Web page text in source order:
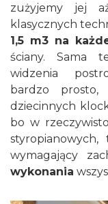
zużyjemy jej
klasycznych
1,5 m3 na
ściany. Sama
widzenia
bardzo prosto,
dziecinnych
bo w
wymagający
wykonania